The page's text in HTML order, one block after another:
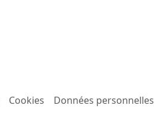
Cookies Données personnelles